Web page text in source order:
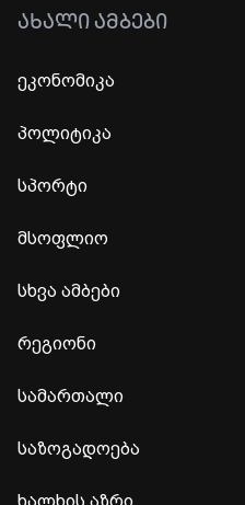
ᲐᲮᲐᲚᲘ ᲐᲛᲑᲔᲑᲘ
ეკონომიკა
პოლიტიკა
სპორტი
მსოფლიო
სხვა ამბები
რეგიონი
სამართალი
საზოგადოება
ხალხის აზრი